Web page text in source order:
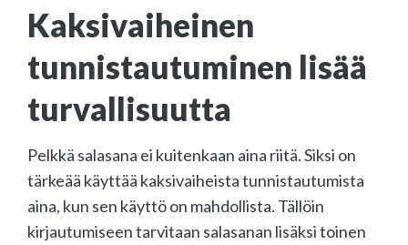
Kaksivaiheinen
tunnistautuminen lisää
turvallisuutta
Pelkkä salasana ei kuitenkaan aina riitä. Siksi on
tärkeää käyttää kaksivaiheista tunnistautumista
aina, kun sen käyttö on mahdollista. Tällöin
kirjautumiseen tarvitaan salasanan lisäksi toinen